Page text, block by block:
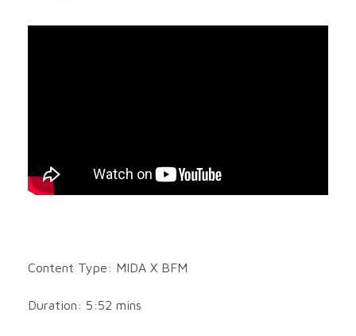
Content Type: MIDA X BFM
Duration: 5:52 mins